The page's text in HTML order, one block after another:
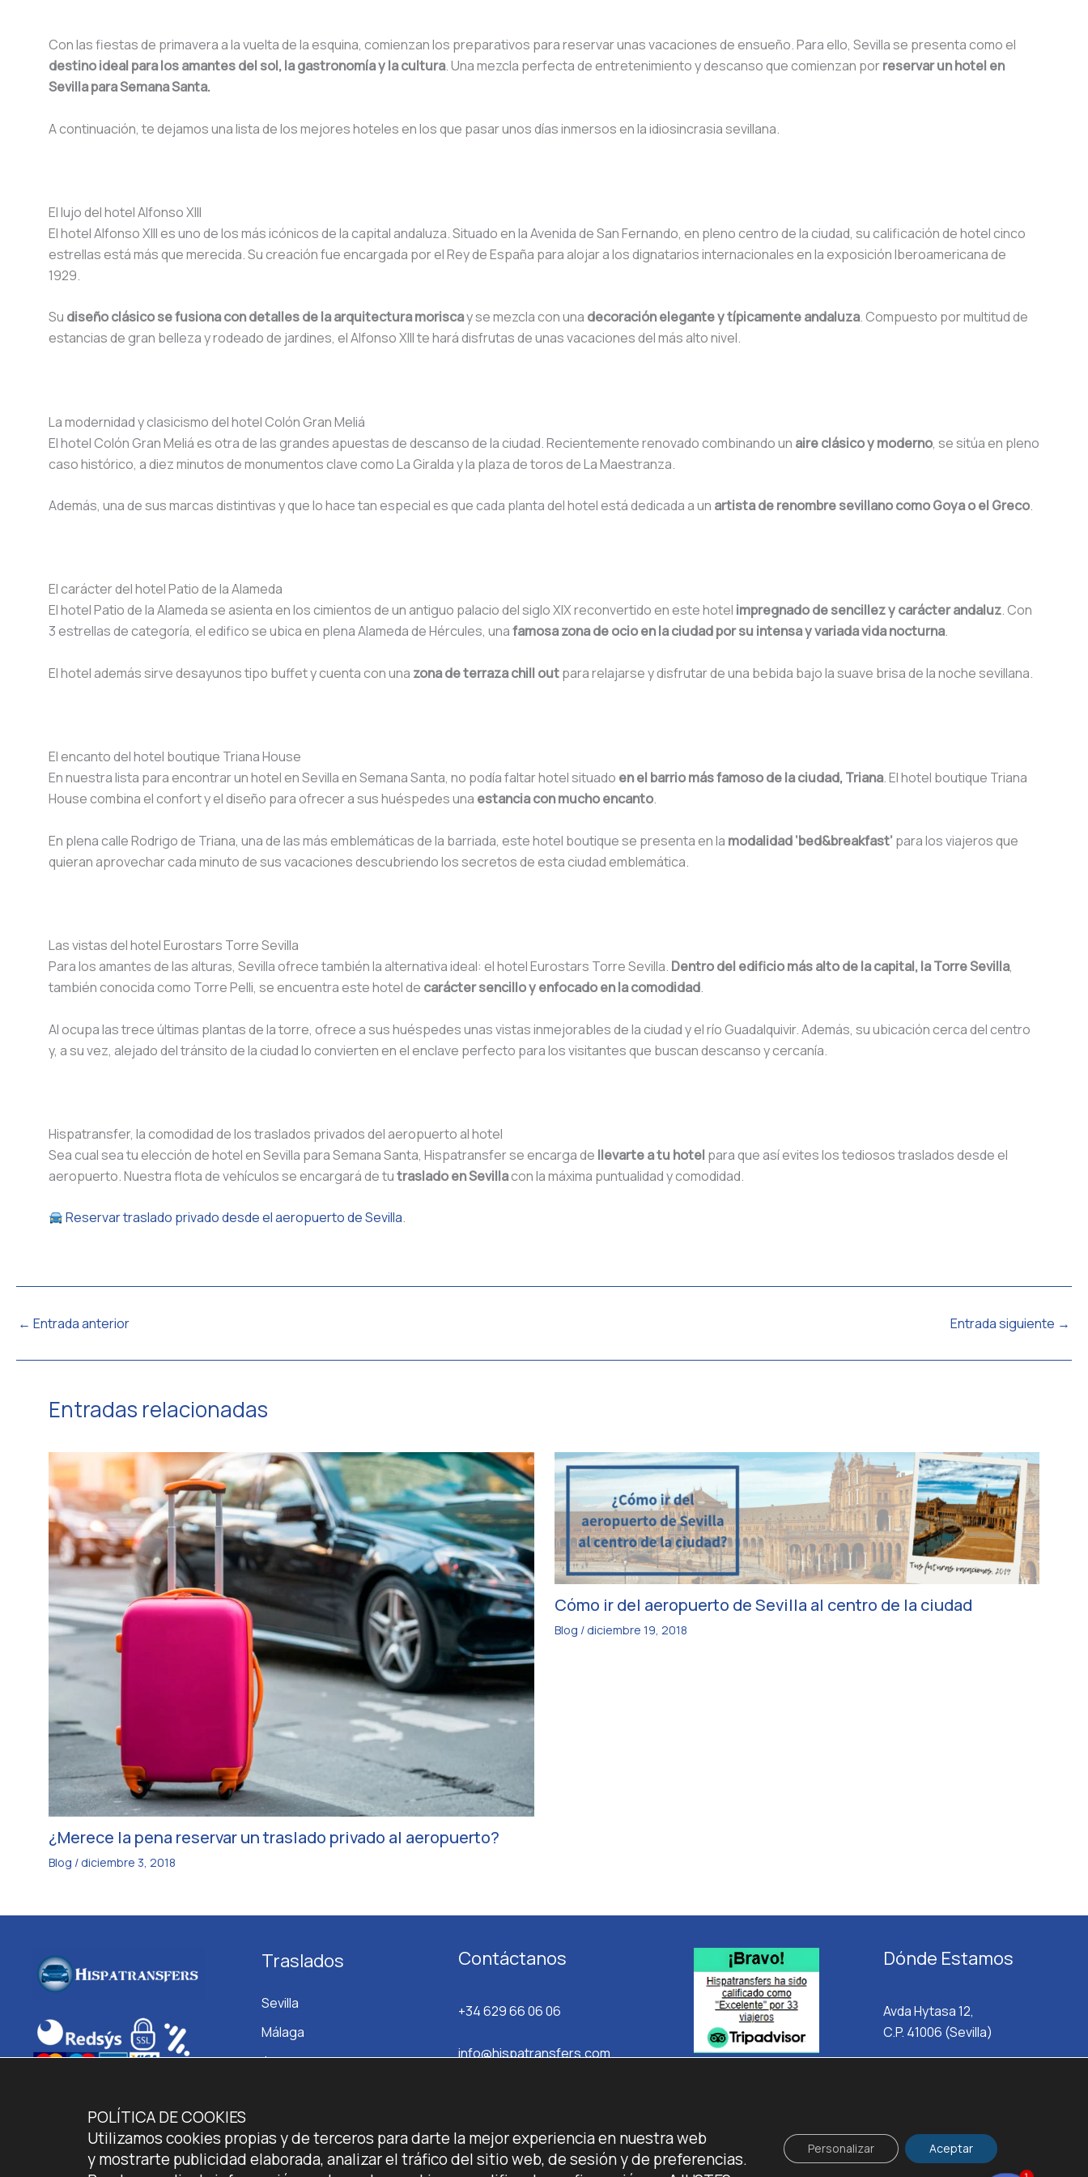
Con las fiestas de primavera a la vuelta de la esquina, comienzan los preparativos para reservar unas vacaciones de ensueño. Para ello, Sevilla se presenta como el
destino ideal para los amantes del sol, la gastronomía y la cultura. Una mezcla perfecta de entretenimiento y descanso que comienzan porreservar un hotel en
Sevilla para Semana Santa.
A continuación, te dejamos una lista de los mejores hoteles en los que pasar unos días inmersos en la idiosincrasia sevillana.
El lujo del hotel Alfonso XIII
El hotel Alfonso XIII es uno de los más icónicos de la capital andaluza. Situado en la Avenida de San Fernando, en pleno centro de la ciudad, su calificación de hotel cinco
estrellas está más que merecida. Su creación fue encargada por el Rey de España para alojar a los dignatarios internacionales en la exposición Iberoamericana de
1929.
Su diseño clásico se fusiona con detalles de la arquitectura moriscay se mezcla con una decoración elegante y típicamente andaluza. Compuesto por multitud de
estancias de gran belleza y rodeado de jardines, el Alfonso XIII te hará disfrutas de unas vacaciones del más alto nivel.
La modernidad y clasicismo del hotel Colón Gran Meliá
El hotel Colón Gran Meliá es otra de las grandes apuestas de descanso de la ciudad. Recientemente renovado combinando un aire clásico y moderno, se sitúa en pleno
caso histórico, a diez minutos de monumentos clave como La Giralda y la plaza de toros de La Maestranza.
Además, una de sus marcas distintivas y que lo hace tan especial es que cada planta del hotel está dedicada a un artista de renombre sevillano como Goya o el Greco.
El carácter del hotel Patio de la Alameda
El hotel Patio de la Alameda se asienta en los cimientos de un antiguo palacio del siglo XIX reconvertido en este hotel impregnado de sencillez y carácter andaluz. Con
3 estrellas de categoría, el edifico se ubica en plena Alameda de Hércules, unafamosa zona de ocio en la ciudad por su intensa y variada vida nocturna.
El hotel además sirve desayunos tipo buffet y cuenta con una zona de terraza chill outpara relajarse y disfrutar de una bebida bajo la suave brisa de la noche sevillana.
El encanto del hotel boutique Triana House
En nuestra lista para encontrar un hotel en Sevilla en Semana Santa, no podía faltar hotel situado en el barrio más famoso de la ciudad, Triana. El hotel boutique Triana
House combina el confort y el diseño para ofrecer a sus huéspedes una estancia con mucho encanto.
En plena calle Rodrigo de Triana, una de las más emblemáticas de la barriada, este hotel boutique se presenta en la modalidad ‘bed&breakfast’ para los viajeros que
quieran aprovechar cada minuto de sus vacaciones descubriendo los secretos de esta ciudad emblemática.
Las vistas del hotel Eurostars Torre Sevilla
Para los amantes de las alturas, Sevilla ofrece también la alternativa ideal: el hotel Eurostars Torre Sevilla. Dentro del edificio más alto de la capital, la Torre Sevilla,
también conocida como Torre Pelli, se encuentra este hotel de carácter sencillo y enfocado en la comodidad.
Al ocupa las trece últimas plantas de la torre, ofrece a sus huéspedes unas vistas inmejorables de la ciudad y el río Guadalquivir. Además, su ubicación cerca del centro
y, a su vez, alejado del tránsito de la ciudad lo convierten en el enclave perfecto para los visitantes que buscan descanso y cercanía.
Hispatransfer, la comodidad de los traslados privados del aeropuerto al hotel
Sea cual sea tu elección de hotel en Sevilla para Semana Santa, Hispatransfer se encarga de llevarte a tu hotel para que así evites los tediosos traslados desde el
aeropuerto. Nuestra flota de vehículos se encargará de tutraslado en Sevillacon la máxima puntualidad y comodidad.
Reservar traslado privado desde el aeropuerto de Sevilla.
← Entrada anterior Entrada siguiente →
Entradas relacionadas
¿Merece la pena reservar un traslado privado al aeropuerto?
Blog / diciembre 3, 2018
Cómo ir del aeropuerto de Sevilla al centro de la ciudad
Blog / diciembre 19, 2018
Traslados
Sevilla
Málaga
Jerez
Contáctanos
+34 629 66 06 06
info@hispatransfers.com
Dónde Estamos
Avda Hytasa 12,
C.P. 41006 (Sevilla)
POLÍTICA DE COOKIES
Utilizamos cookies propias y de terceros para darte la mejor experiencia en nuestra web
y mostrarte publicidad elaborada, analizar el tráfico del sitio web, de sesión y de preferencias.
Aceptar
Personalizar